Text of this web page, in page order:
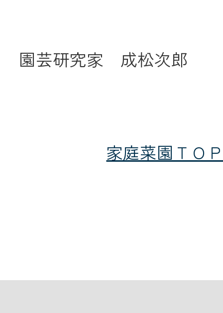
園芸研究家 成松次郎
家庭菜園ＴＯ